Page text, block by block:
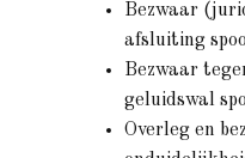
Bezwaar
afsluiting
Bezwaar
geluidswal
Overleg en